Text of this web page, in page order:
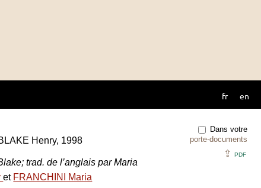
fr en
Dans votre
porte-documents
⇪ PDF
Henry, 1998
trad. de l’anglais par Maria
et FRANCHINI Maria